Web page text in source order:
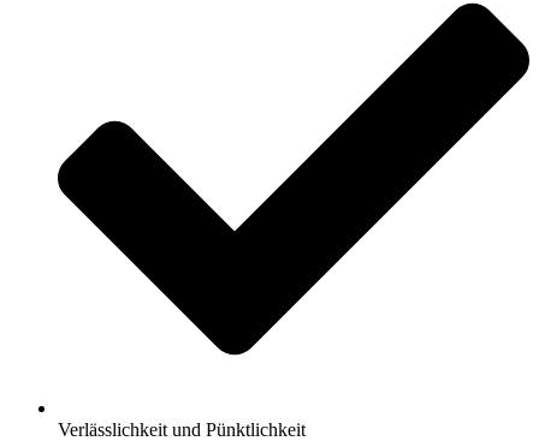
Verlässlichkeit und Pünktlichkeit